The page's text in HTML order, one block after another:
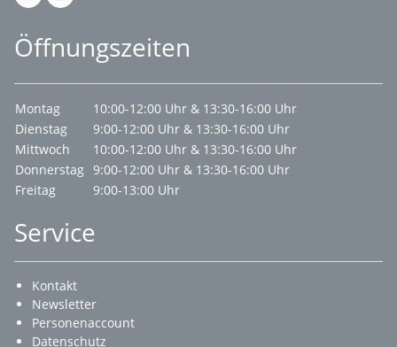
Öffnungszeiten
Montag
10:00-12:00 Uhr & 13:30-16:00 Uhr
Dienstag
9:00-12:00 Uhr & 13:30-16:00 Uhr
Mittwoch
10:00-12:00 Uhr & 13:30-16:00 Uhr
Donnerstag 9:00-12:00 Uhr & 13:30-16:00 Uhr
Freitag
9:00-13:00 Uhr
Service
Kontakt
Newsletter
Personenaccount
Datenschutz